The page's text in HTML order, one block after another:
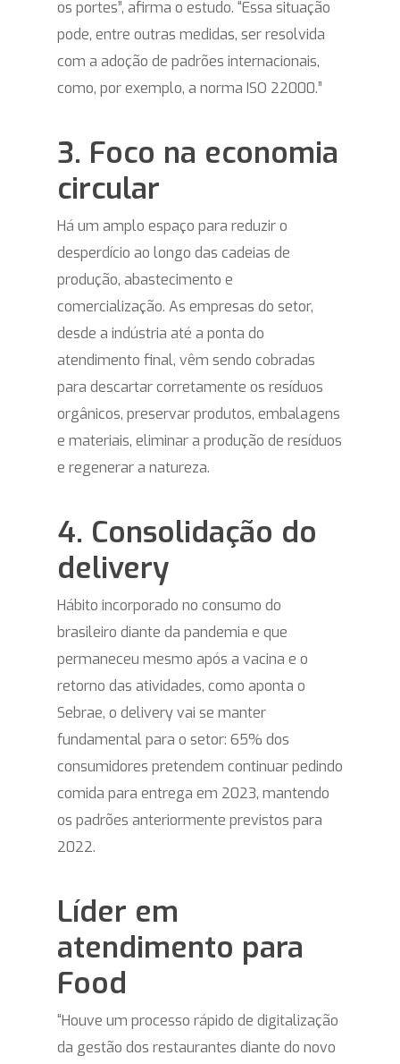
os portes”, afirma o estudo. “Essa situação
pode, entre outras medidas, ser resolvida
com a adoção de padrões internacionais,
como, por exemplo, a norma ISO 22000.”
3. Foco na economia
circular
Há um amplo espaço para reduzir o
desperdício ao longo das cadeias de
produção, abastecimento e
comercialização. As empresas do setor,
desde a indústria até a ponta do
atendimento final, vêm sendo cobradas
para descartar corretamente os resíduos
orgânicos, preservar produtos, embalagens
e materiais, eliminar a produção de resíduos
e regenerar a natureza.
4. Consolidação do
delivery
Hábito incorporado no consumo do
brasileiro diante da pandemia e que
permaneceu mesmo após a vacina e o
retorno das atividades, como aponta o
Sebrae, o delivery vai se manter
fundamental para o setor: 65% dos
consumidores pretendem continuar pedindo
comida para entrega em 2023, mantendo
os padrões anteriormente previstos para
2022.
Líder em
atendimento para
Food
“Houve um processo rápido de digitalização
da gestão dos restaurantes diante do novo